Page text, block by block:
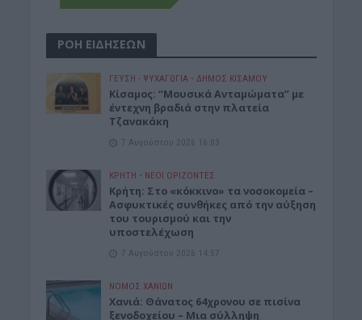
ΡΟΗ ΕΙΔΗΣΕΩΝ
ΓΕΎΣΗ - ΨΥΧΑΓΩΓΊΑ • ΔΉΜΟΣ ΚΙΣΆΜΟΥ
Κίσαμος: “Μουσικά Ανταμώματα” με
έντεχνη βραδιά στην πλατεία
Τζανακάκη
7 Αυγούστου 2026 16:03
ΚΡΗΤΗ • ΝΕΟΙ ΟΡΙΖΟΝΤΕΣ
Κρήτη: Στο «κόκκινο» τα νοσοκομεία –
Ασφυκτικές συνθήκες από την αύξηση
του τουρισμού και την
υποστελέχωση
7 Αυγούστου 2026 14:57
ΝΟΜΌΣ ΧΑΝΊΩΝ
Χανιά: Θάνατος 64χρονου σε πισίνα
ξενοδοχείου – Μια σύλληψη